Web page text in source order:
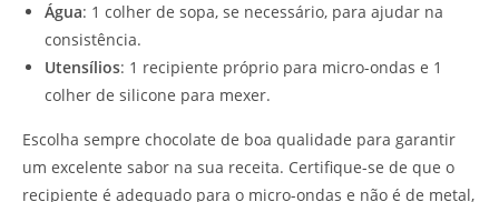
Água: 1 colher de sopa, se necessário, para ajudar na
consistência.
Utensílios: 1 recipiente próprio para micro-ondas e 1
colher de silicone para mexer.
Escolha sempre chocolate de boa qualidade para garantir
um excelente sabor na sua receita. Certifique-se de que o
recipiente é adequado para o micro-ondas e não é de metal,